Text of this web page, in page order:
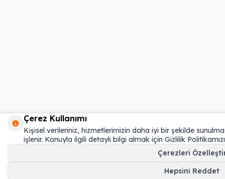
Çerez Kullanımı
Kişisel verileriniz, hizmetlerimizin daha iyi bir şekilde
işlenir. Konuyla ilgili detaylı bilgi almak için Gizlilik
Çerezleri
Hepsini Reddet